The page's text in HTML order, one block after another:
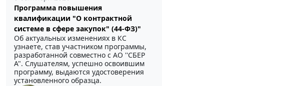
Программа повышения
квалификации "О контрактной
системе в сфере закупок" (44-ФЗ)"
Об актуальных изменениях в КС
узнаете, став участником программы,
разработанной совместно с АО ''СБЕР
А". Слушателям, успешно освоившим
программу, выдаются удостоверения
установленного образца.